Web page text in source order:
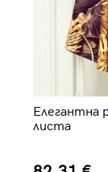
Елегантна
листа